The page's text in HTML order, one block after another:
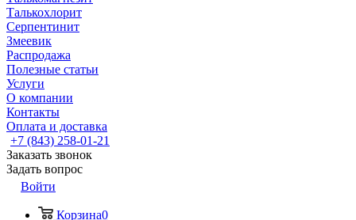
Талькохлорит
Серпентинит
Змеевик
Распродажа
Полезные статьи
Услуги
О компании
Контакты
Оплата и доставка
+7 (843) 258-01-21
Заказать звонок
Задать вопрос
Войти
Корзина0